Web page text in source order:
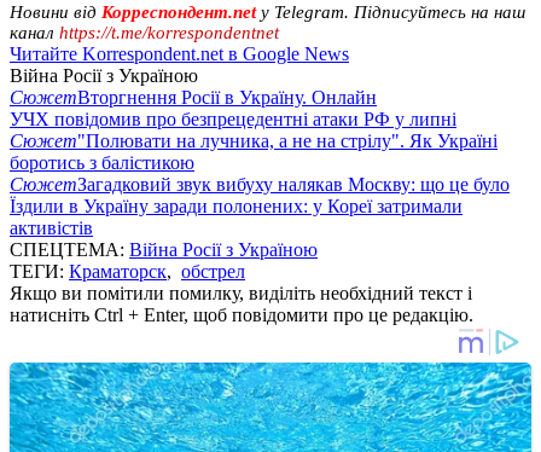
Новини від Корреспондент.netу Telegram. Підписуйтесь на наш
канал https://t.me/korrespondentnet
Читайте Korrespondent.net в Google News
Війна Росії з Україною
СюжетВторгнення Росії в Україну. Онлайн
УЧХ повідомив про безпрецедентні атаки РФ у липні
Сюжет"Полювати на лучника, а не на стрілу". Як Україні
боротись з балістикою
СюжетЗагадковий звук вибуху налякав Москву: що це було
Їздили в Україну заради полонених: у Кореї затримали
активістів
СПЕЦТЕМА: Війна Росії з Україною
ТЕГИ: Краматорск, обстрел
Якщо ви помітили помилку, виділіть необхідний текст і
натисніть Ctrl + Enter, щоб повідомити про це редакцію.